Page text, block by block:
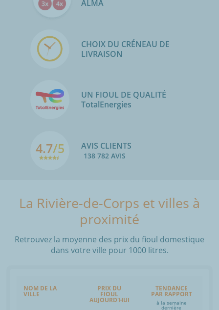
ALMA
CHOIX DU CRÉNEAU DE
LIVRAISON
UN FIOUL DE QUALITÉ
TotalEnergies
4.7/5 AVIS CLIENTS
138 782 AVIS
La Rivière-de-Corps et villes à
proximité
Retrouvez la moyenne des prix du fioul domestique
dans votre ville pour 1000 litres.
NOM DE LA
VILLE
PRIX DU
FIOUL
AUJOURD'HUI
TENDANCE
PAR RAPPORT
à la semaine
dernière